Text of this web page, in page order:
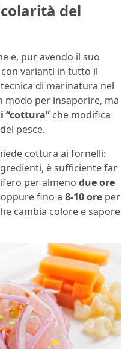
del
e, pur avendo il suo
varianti in tutto il
di marinatura nel
modo per insaporire, ma
“cottura” che modifica
pesce.
cottura ai fornelli:
è sufficiente far
per almeno due ore
fino a 8-10 ore per
cambia colore e sapore